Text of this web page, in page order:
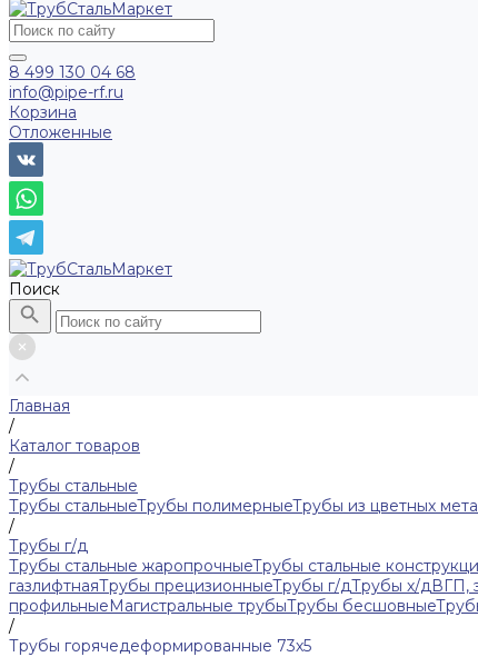
8 499 130 04 68
info@pipe-rf.ru
Корзина
Отложенные
Поиск
Главная
/
Каталог товаров
/
Трубы стальные
Трубы стальныеТрубы полимерныеТрубы из цветных
/
Трубы г/д
Трубы стальные жаропрочныеТрубы стальные
газлифтнаяТрубы прецизионныеТрубы г/дТрубы х/дВГП,
профильныеМагистральные трубыТрубы бесшовные
/
Трубы горячедеформированные 73х5